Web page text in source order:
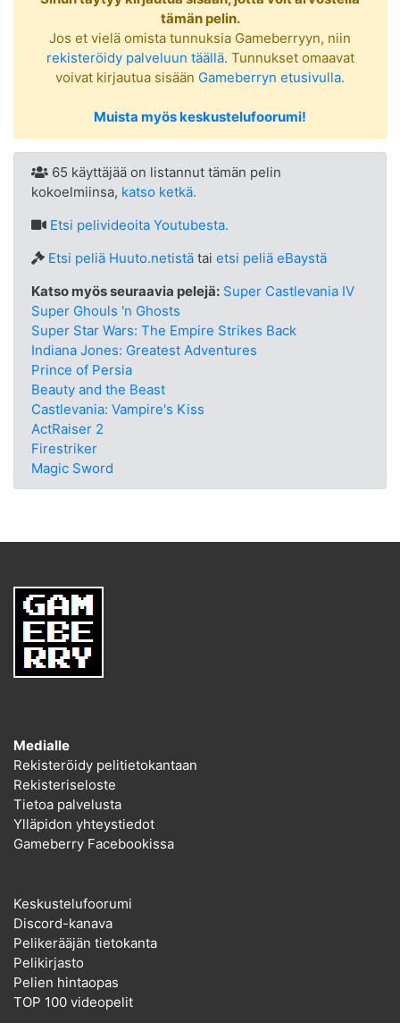
tämän pelin.
Jos et vielä omista tunnuksia Gameberryyn, niin
rekisteröidy palveluun täällä. Tunnukset omaavat
voivat kirjautua sisään Gameberryn etusivulla.
Muista myös keskustelufoorumi!
65 käyttäjää on listannut tämän pelin
kokoelmiinsa, katso ketkä.
Etsi pelivideoita Youtubesta.
Etsi peliä Huuto.netistätai etsi peliä eBaystä
Katso myös seuraavia pelejä: Super Castlevania IV
Super Ghouls 'n Ghosts
Super Star Wars: The Empire Strikes Back
Indiana Jones: Greatest Adventures
Prince of Persia
Beauty and the Beast
Castlevania: Vampire's Kiss
ActRaiser 2
Firestriker
Magic Sword
Medialle
Rekisteröidy pelitietokantaan
Rekisteriseloste
Tietoa palvelusta
Ylläpidon yhteystiedot
Gameberry Facebookissa
Keskustelufoorumi
Discord-kanava
Pelikerääjän tietokanta
Pelikirjasto
Pelien hintaopas
TOP 100 videopelit